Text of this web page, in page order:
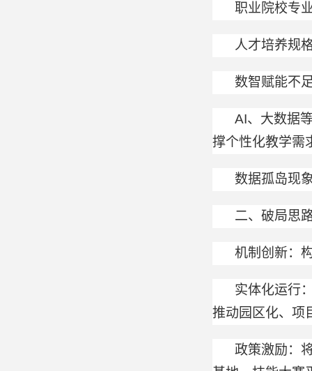
职业院校专
人才培养规
数智赋能不
AI、大数据
撑个性化教学需
数据孤岛现
二、破局思
机制创新：
实体化运行
推动园区化、项
政策激励：